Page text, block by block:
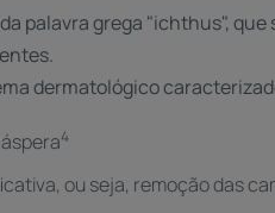
palavra grega "ichthus",
dermatológico
4
ou seja, remoção das